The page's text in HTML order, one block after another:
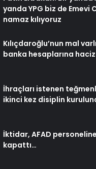
yanda YPG biz de Emevi
namaz kılıyoruz
Kılıçdaroğlu’nun mal
banka hesaplarına
İhraçları istenen
ikinci kez disiplin
İktidar, AFAD
kapattı…